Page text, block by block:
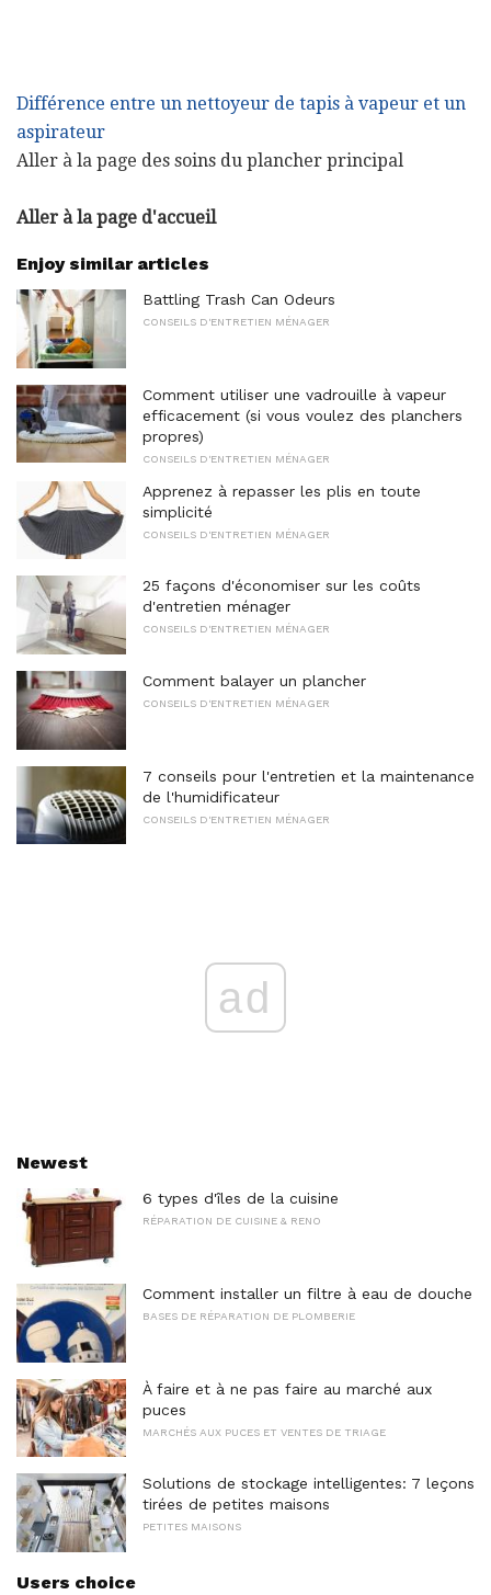
Différence entre un nettoyeur de tapis à vapeur et un
aspirateur
Aller à la page des soins du plancher principal
Aller à la page d'accueil
Enjoy similar articles
Battling Trash Can Odeurs
CONSEILS D'ENTRETIEN MÉNAGER
Comment utiliser une vadrouille à vapeur
efficacement (si vous voulez des planchers
propres)
CONSEILS D'ENTRETIEN MÉNAGER
Apprenez à repasser les plis en toute
simplicité
CONSEILS D'ENTRETIEN MÉNAGER
25 façons d'économiser sur les coûts
d'entretien ménager
CONSEILS D'ENTRETIEN MÉNAGER
Comment balayer un plancher
CONSEILS D'ENTRETIEN MÉNAGER
7 conseils pour l'entretien et la maintenance
de l'humidificateur
CONSEILS D'ENTRETIEN MÉNAGER
ad
Newest
6 types d'îles de la cuisine
RÉPARATION DE CUISINE & RENO
Comment installer un filtre à eau de douche
BASES DE RÉPARATION DE PLOMBERIE
À faire et à ne pas faire au marché aux
puces
MARCHÉS AUX PUCES ET VENTES DE TRIAGE
Solutions de stockage intelligentes: 7 leçons
tirées de petites maisons
PETITES MAISONS
Users choice